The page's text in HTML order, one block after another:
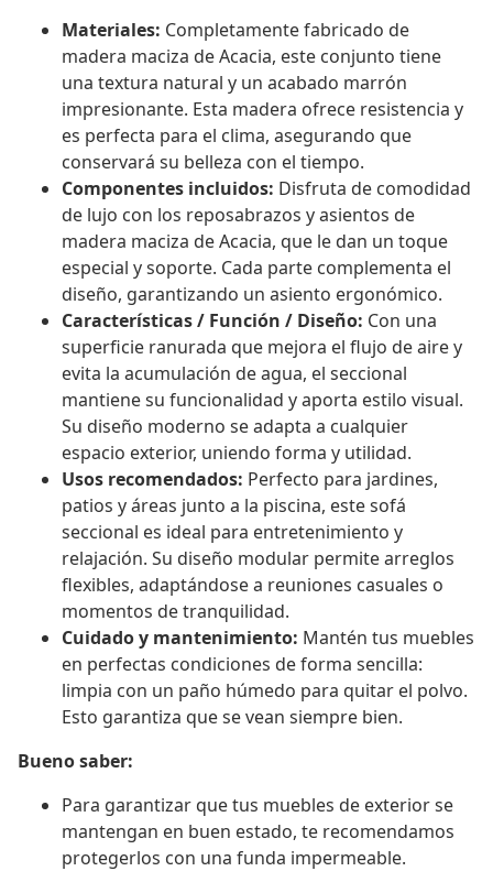
Materiales: Completamente fabricado de
madera maciza de Acacia, este conjunto tiene
una textura natural y un acabado marrón
impresionante. Esta madera ofrece resistencia y
es perfecta para el clima, asegurando que
conservará su belleza con el tiempo.
Componentes incluidos: Disfruta de comodidad
de lujo con los reposabrazos y asientos de
madera maciza de Acacia, que le dan un toque
especial y soporte. Cada parte complementa el
diseño, garantizando un asiento ergonómico.
Características / Función / Diseño: Con una
superficie ranurada que mejora el flujo de aire y
evita la acumulación de agua, el seccional
mantiene su funcionalidad y aporta estilo visual.
Su diseño moderno se adapta a cualquier
espacio exterior, uniendo forma y utilidad.
Usos recomendados: Perfecto para jardines,
patios y áreas junto a la piscina, este sofá
seccional es ideal para entretenimiento y
relajación. Su diseño modular permite arreglos
flexibles, adaptándose a reuniones casuales o
momentos de tranquilidad.
Cuidado y mantenimiento: Mantén tus muebles
en perfectas condiciones de forma sencilla:
limpia con un paño húmedo para quitar el polvo.
Esto garantiza que se vean siempre bien.
Bueno saber:
Para garantizar que tus muebles de exterior se
mantengan en buen estado, te recomendamos
protegerlos con una funda impermeable.